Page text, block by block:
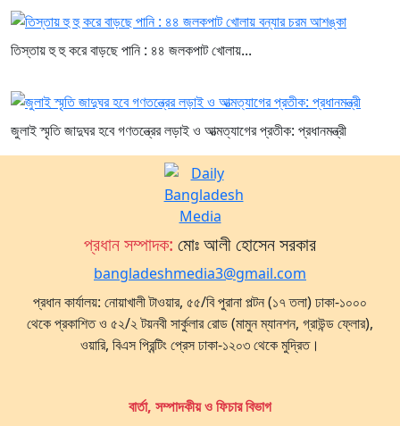
তিস্তায় হু হু করে বাড়ছে পানি : ৪৪ জলকপাট খোলায়...
জুলাই স্মৃতি জাদুঘর হবে গণতন্ত্রের লড়াই ও আত্মত্যাগের প্রতীক: প্রধানমন্ত্রী
প্রধান সম্পাদক: মোঃ আলী হোসেন সরকার
bangladeshmedia3@gmail.com
প্রধান কার্যালয়: নোয়াখালী টাওয়ার, ৫৫/বি পুরানা পল্টন (১৭ তলা) ঢাকা-১০০০
থেকে প্রকাশিত ও ৫২/২ টয়নবী সার্কুলার রোড (মামুন ম্যানশন, গ্রাউন্ড ফ্লোর),
ওয়ারি, বিএস প্রিন্টিং প্রেস ঢাকা-১২০৩ থেকে মুদ্রিত।
বার্তা, সম্পাদকীয় ও ফিচার বিভাগ